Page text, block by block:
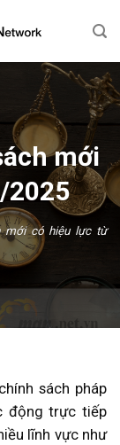
mới
2025
mới có hiệu lực từ
sách pháp
động trực tiếp
lĩnh vực như